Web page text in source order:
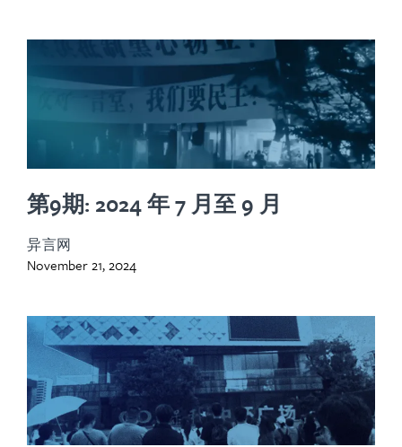
第9期: 2024 年 7 月至 9 月
异言网
November 21, 2024